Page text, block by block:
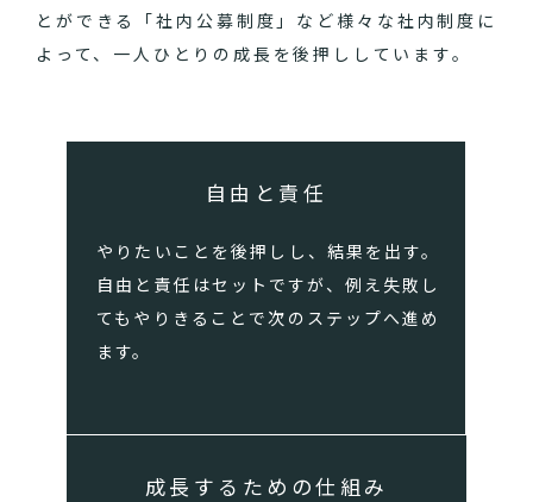
とができる「社内公募制度」など様々な社内制度に
よって、一人ひとりの成長を後押ししています。
自由と責任
やりたいことを後押しし、結果を出す。
自由と責任はセットですが、例え失敗し
てもやりきることで次のステップへ進め
ます。
成長するための仕組み